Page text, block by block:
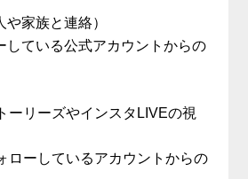
や家族と連絡）
している公式アカウントからの
ーリーズやインスタLIVEの視
ローしているアカウントからの